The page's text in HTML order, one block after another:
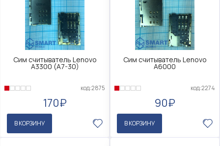
Сим считыватель Lenovo
A3300 (A7-30)
код:2875
170₽
В КОРЗИНУ
Сим считыватель Lenovo
A6000
код:2274
90₽
В КОРЗИНУ